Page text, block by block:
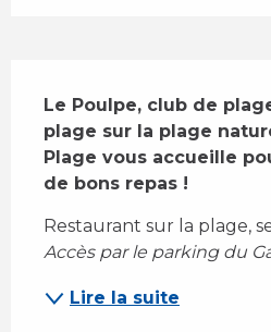
Le Poulpe, club de
plage sur la plage
Plage vous accueille
de bons repas !
Restaurant sur la plage,
Accès par le parking du
Lire la suite